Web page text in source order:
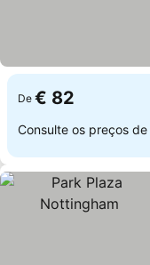
De € 82
Consulte os preços de